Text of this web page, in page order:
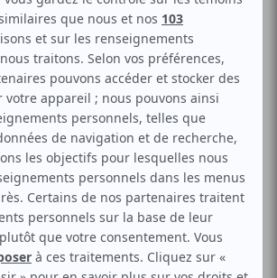
CiRQUE
Chute des Anges
promotionnelle
avisés dès qu'il y aura une offre promo
des Anges:INSCRIVEZ-VOUS
monde si même les anges ne
?